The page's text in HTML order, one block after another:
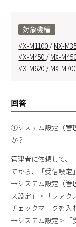
対象機種
MX-M1100 / MX-
MX-M450 / MX-
MX-M620 / MX-M700
回答
①システム設定（管
か？
管理者に依頼して、
てから、「受信設定
→システム設定（管
ス設定」 > 「ファク
チェックマークを入
→システム設定 > 「